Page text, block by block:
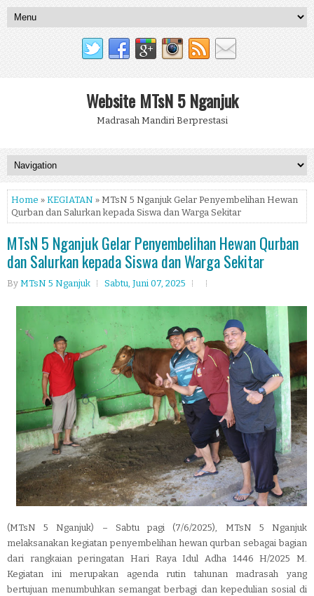
Website MTsN 5 Nganjuk
Madrasah Mandiri Berprestasi
Home » KEGIATAN » MTsN 5 Nganjuk Gelar Penyembelihan Hewan
Qurban dan Salurkan kepada Siswa dan Warga Sekitar
MTsN 5 Nganjuk Gelar Penyembelihan Hewan Qurban
dan Salurkan kepada Siswa dan Warga Sekitar
By MTsN 5 Nganjuk Sabtu, Juni 07, 2025
(MTsN 5 Nganjuk) – Sabtu pagi (7/6/2025), MTsN 5 Nganjuk
melaksanakan kegiatan penyembelihan hewan qurban sebagai bagian
dari rangkaian peringatan Hari Raya Idul Adha 1446 H/2025 M.
Kegiatan ini merupakan agenda rutin tahunan madrasah yang
bertujuan menumbuhkan semangat berbagi dan kepedulian sosial di